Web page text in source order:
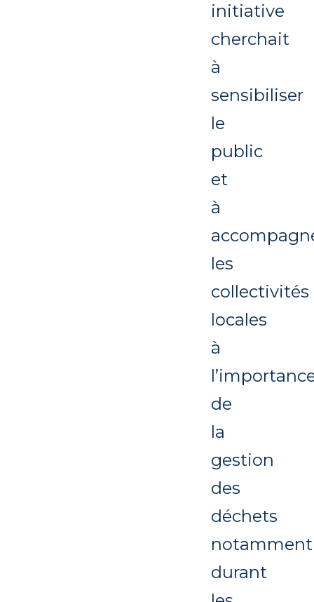
initiative
cherchait
à
sensibiliser
le
public
et
à
les
collectivités
locales
à
de
la
gestion
des
déchets
notamment
durant